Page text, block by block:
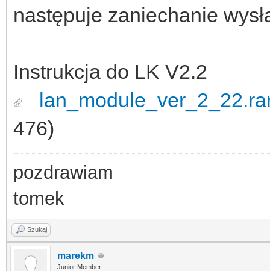
następuje zaniechanie
Instrukcja do LK V2.2
476)
pozdrawiam
tomek
Szukaj
marekm
Junior Member